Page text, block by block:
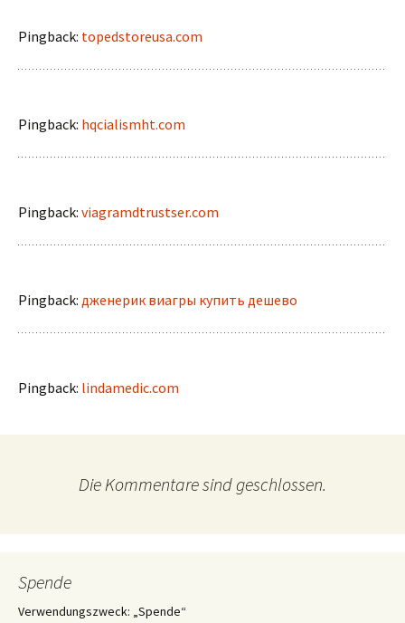
Pingback: topedstoreusa.com
Pingback: hqcialismht.com
Pingback: viagramdtrustser.com
Pingback: дженерик виагры купить дешево
Pingback: lindamedic.com
Die Kommentare sind geschlossen.
Spende
Verwendungszweck: „Spende“